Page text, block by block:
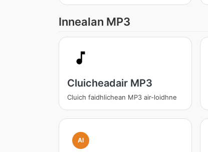
Innealan MP3
Cluicheadair MP3
Cluich faidhlichean MP3 air-loidhne
AI